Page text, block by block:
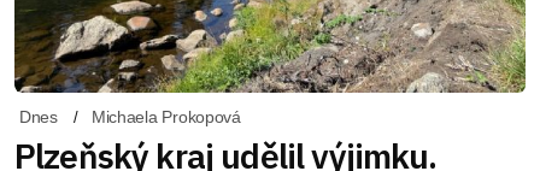
Dnes Michaela Prokopová
Plzeňský kraj udělil výjimku.